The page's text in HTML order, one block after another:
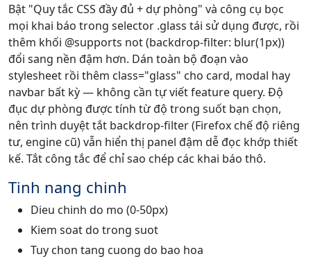
Bật "Quy tắc CSS đầy đủ + dự phòng" và công cụ bọc
mọi khai báo trong selector .glass tái sử dụng được, rồi
thêm khối @supports not (backdrop-filter: blur(1px))
đổi sang nền đậm hơn. Dán toàn bộ đoạn vào
stylesheet rồi thêm class="glass" cho card, modal hay
navbar bất kỳ — không cần tự viết feature query. Độ
đục dự phòng được tính từ độ trong suốt bạn chọn,
nên trình duyệt tắt backdrop-filter (Firefox chế độ riêng
tư, engine cũ) vẫn hiển thị panel đậm dễ đọc khớp thiết
kế. Tắt công tắc để chỉ sao chép các khai báo thô.
Tinh nang chinh
Dieu chinh do mo (0-50px)
Kiem soat do trong suot
Tuy chon tang cuong do bao hoa